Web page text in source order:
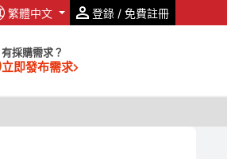
繁體中文 登錄 / 免費註冊
有採購需求？
立即發布需求